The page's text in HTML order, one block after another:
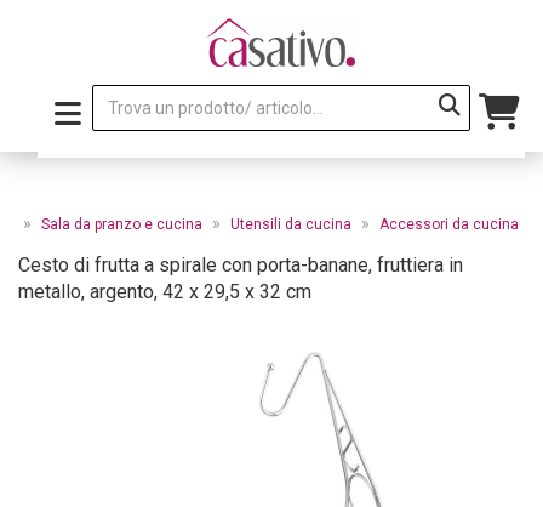
» Sala da pranzo e cucina » Utensili da cucina » Accessori da cucina
Cesto di frutta a spirale con porta-banane, fruttiera in
metallo, argento, 42 x 29,5 x 32 cm